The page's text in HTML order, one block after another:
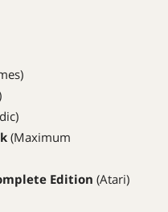
(Maximum
Edition (Atari)